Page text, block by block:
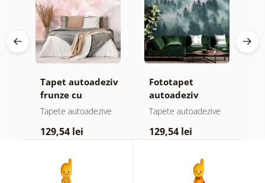
Tapet autoadeziv
frunze cu
atingere
Tapete autoadezive
129,54 lei
Fototapet
autoadeziv
pădure în ceață
Tapete autoadezive
129,54 lei